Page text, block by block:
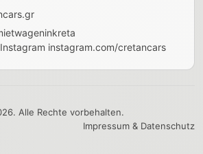
instagram.com/cretancars
Alle Rechte vorbehalten.
Impressum & Datenschutz